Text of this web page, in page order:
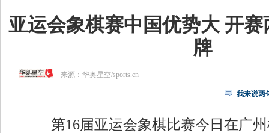
亚运会象棋赛中国优势大 开
牌
来源：华奥星空/sports.cn
我来说两
第16届亚运会象棋比赛今日在广州